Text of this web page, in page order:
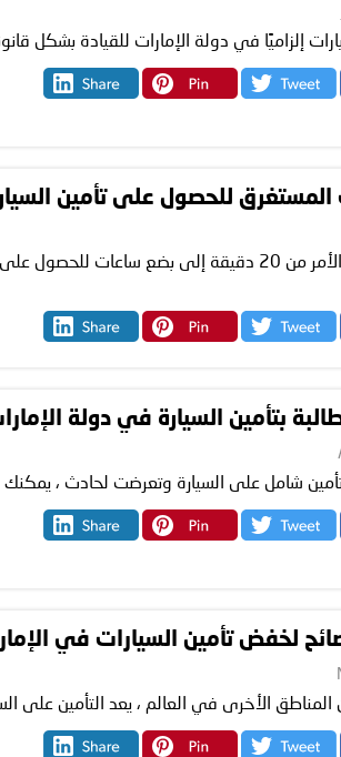
إلزاميًا في دولة الإمارات للقيادة بشكل
للحصول على تأمين
في الإمارات العربية المتحدة إذا ...
بتأمين السيارة في دولة
شامل على السيارة وتعرضت لحادث ، يمكنك
الأخرى في العالم ، يعد التأمين على